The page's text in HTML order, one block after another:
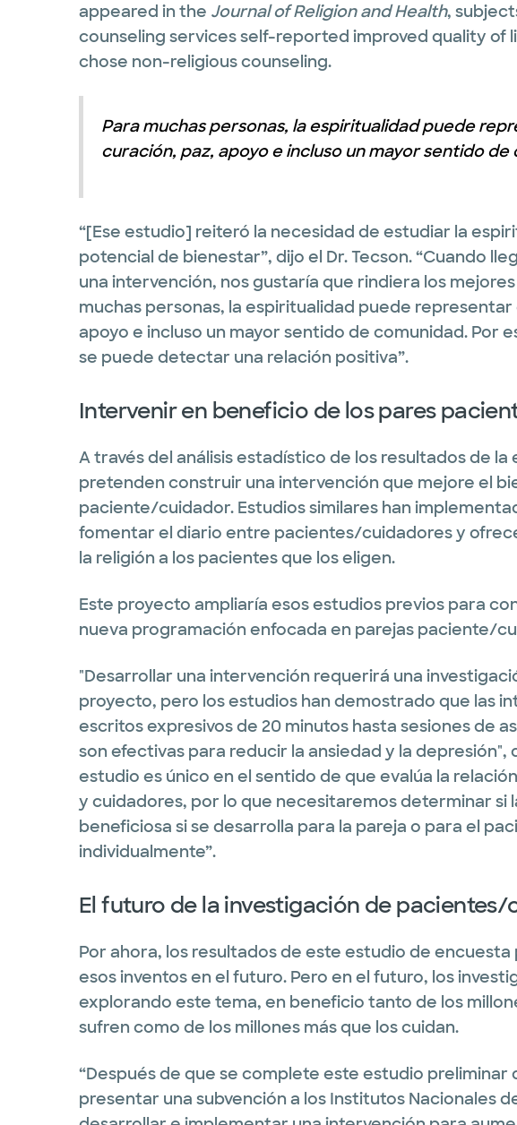
appeared in the Journal of Religion and Health,
counseling services self-reported improved quality of
chose non-religious counseling.
Para muchas personas, la espiritualidad puede
curación, paz, apoyo e incluso un mayor sentido de
“[Ese estudio] reiteró la necesidad de estudiar la
potencial de bienestar”, dijo el Dr. Tecson. “Cuando
una intervención, nos gustaría que rindiera los
muchas personas, la espiritualidad puede
apoyo e incluso un mayor sentido de comunidad. Por
se puede detectar una relación positiva”.
Intervenir en beneficio de los pares
A través del análisis estadístico de los resultados de
pretenden construir una intervención que mejore el
paciente/cuidador. Estudios similares han
fomentar el diario entre pacientes/cuidadores y
la religión a los pacientes que los eligen.
Este proyecto ampliaría esos estudios previos para
nueva programación enfocada en parejas paciente/
"Desarrollar una intervención requerirá una
proyecto, pero los estudios han demostrado que las
escritos expresivos de 20 minutos hasta sesiones de
son efectivas para reducir la ansiedad y la depresión",
estudio es único en el sentido de que evalúa la
y cuidadores, por lo que necesitaremos determinar si
beneficiosa si se desarrolla para la pareja o para el
individualmente”.
El futuro de la investigación de pacientes/
Por ahora, los resultados de este estudio de
esos inventos en el futuro. Pero en el futuro, los
explorando este tema, en beneficio tanto de los
sufren como de los millones más que los cuidan.
“Después de que se complete este estudio preliminar
presentar una subvención a los Institutos Nacionales